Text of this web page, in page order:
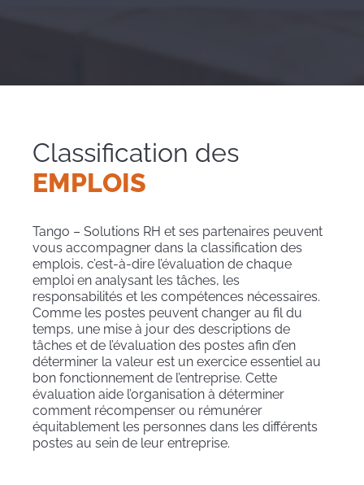
Classification des
EMPLOIS
Tango – Solutions RH et ses partenaires peuvent
vous accompagner dans la classification des
emplois, c’est-à-dire l’évaluation de chaque
emploi en analysant les tâches, les
responsabilités et les compétences nécessaires.
Comme les postes peuvent changer au fil du
temps, une mise à jour des descriptions de
tâches et de l’évaluation des postes afin d’en
déterminer la valeur est un exercice essentiel au
bon fonctionnement de l’entreprise. Cette
évaluation aide l’organisation à déterminer
comment récompenser ou rémunérer
équitablement les personnes dans les différents
postes au sein de leur entreprise.